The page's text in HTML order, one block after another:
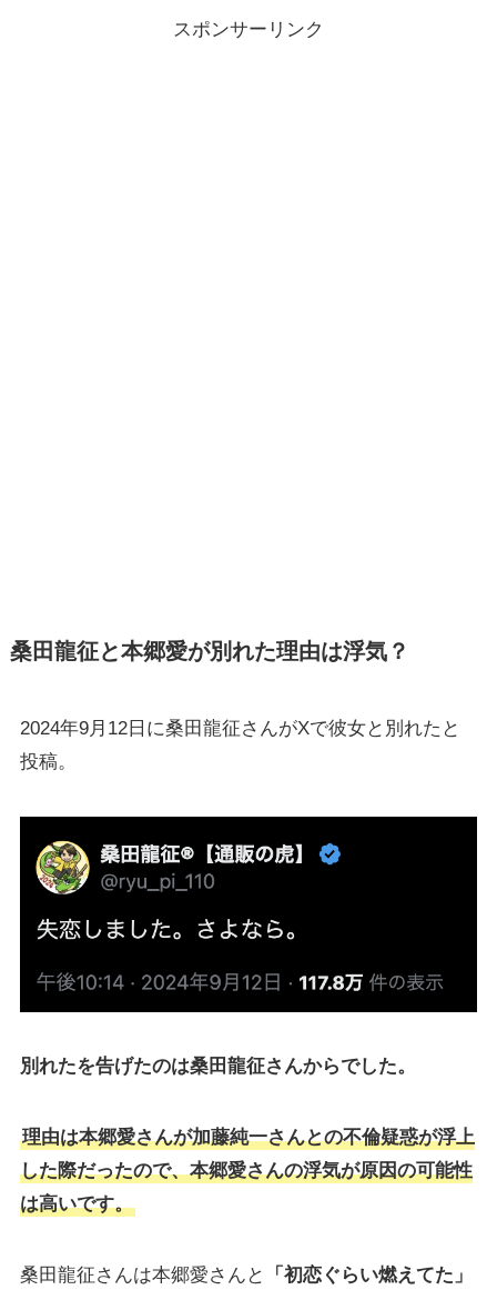
スポンサーリンク
桑田龍征と本郷愛が別れた理由は浮気？
2024年9月12日に桑田龍征さんがXで彼女と別れたと
投稿。
別れたを告げたのは桑田龍征さんからでした。
理由は本郷愛さんが加藤純一さんとの不倫疑惑が浮上
した際だったので、本郷愛さんの浮気が原因の可能性
は高いです。
桑田龍征さんは本郷愛さんと
「初恋ぐらい燃えてた」